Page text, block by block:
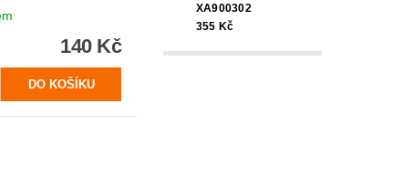
140 Kč
XA900302
355 Kč